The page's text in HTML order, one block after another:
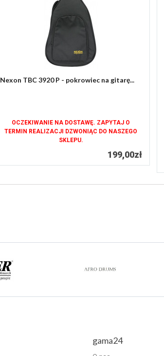
Nexon TBC 3920 P - pokrowiec na gitarę...
OCZEKIWANIE NA DOSTAWĘ. ZAPYTAJ O
TERMIN REALIZACJI DZWONIĄC DO NASZEGO
SKLEPU.
199,00zł
gama24